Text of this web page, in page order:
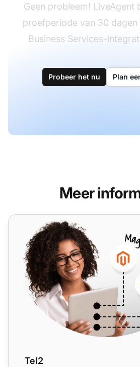
Geen probleem! LiveAgent
proefperiode van 30 dagen
Business Services-
Probeer het nu Plan
Meer
Tel2
Tel2